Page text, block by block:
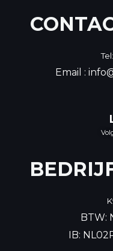
Tel:
Email :
BTW:
IB: